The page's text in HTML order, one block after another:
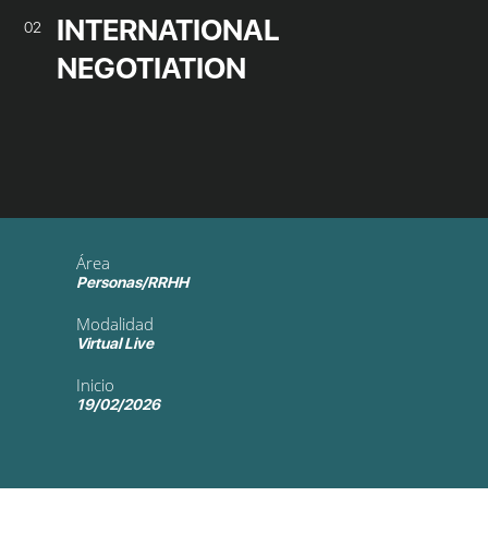
02
INTERNATIONAL
NEGOTIATION
Área
Personas/RRHH
Modalidad
Virtual Live
Inicio
19/02/2026